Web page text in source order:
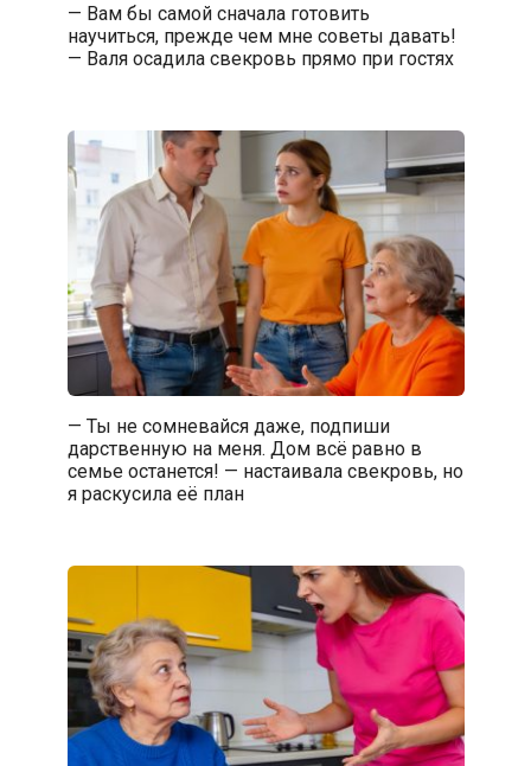
— Вам бы самой сначала готовить
научиться, прежде чем мне советы давать!
— Валя осадила свекровь прямо при гостях
— Ты не сомневайся даже, подпиши
дарственную на меня. Дом всё равно в
семье останется! — настаивала свекровь, но
я раскусила её план